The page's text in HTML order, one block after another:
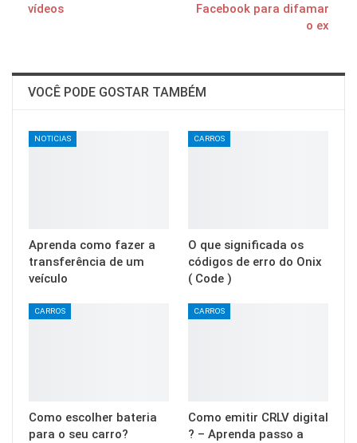
vídeos
Facebook para difamar
o ex
VOCÊ PODE GOSTAR TAMBÉM
NOTICIAS
Aprenda como fazer a
transferência de um
veículo
CARROS
O que significada os
códigos de erro do Onix
( Code )
CARROS
Como escolher bateria
para o seu carro?
CARROS
Como emitir CRLV digital
? – Aprenda passo a